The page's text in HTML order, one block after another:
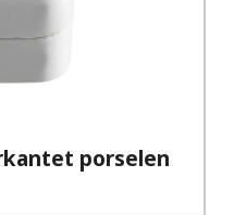
porselen